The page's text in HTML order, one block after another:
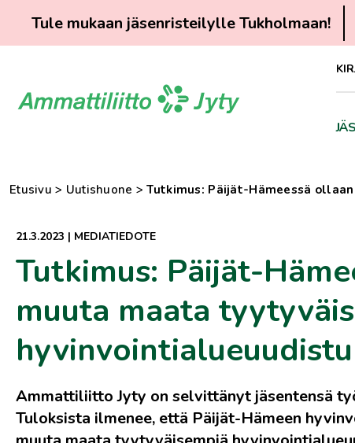
Tule mukaan jäsenristeilylle Tukholmaan!
sisältöön
Etusivu > Uutishuone >Tutkimus: Päijät-Hämeessä
21.3.2023 | MEDIATIEDOTE
Tutkimus: Päijät-
muuta maata
Ammattiliitto Jyty on selvittänyt jäsentensä
Tuloksista ilmenee, että Päijät-Hämeen